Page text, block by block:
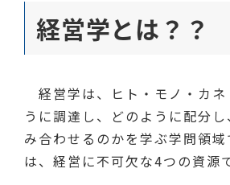
経営学とは？？
経営学は、ヒト・モノ・カネ
うに調達し、どのように配分
み合わせるのかを学ぶ学問領域
は、経営に不可欠な4つの資源で